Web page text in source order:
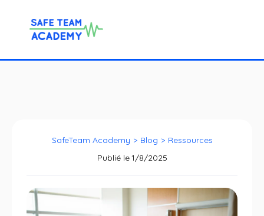
SafeTeam Academy > Blog > Ressources
Publié le1/8/2025